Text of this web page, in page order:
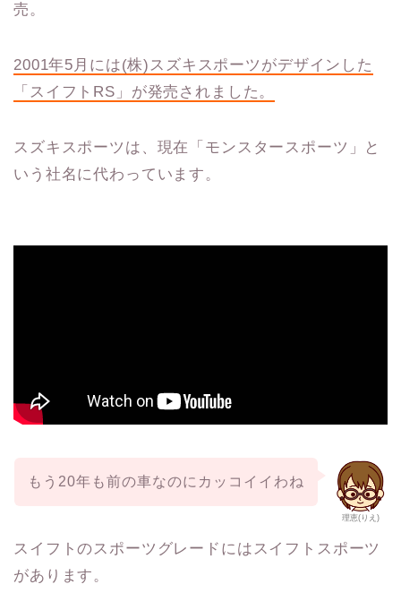
売。
2001年5 月には(株)スズキスポーツがデザインした
「スイフト RS 」が発売されました。
スズキスポーツは、現在「モンスタースポーツ」と
いう社名に代わっています。
理恵(りえ)
もう20年も前の車なのにカッコイイわね
スイフトのスポーツグレードにはスイフトスポーツ
があります。